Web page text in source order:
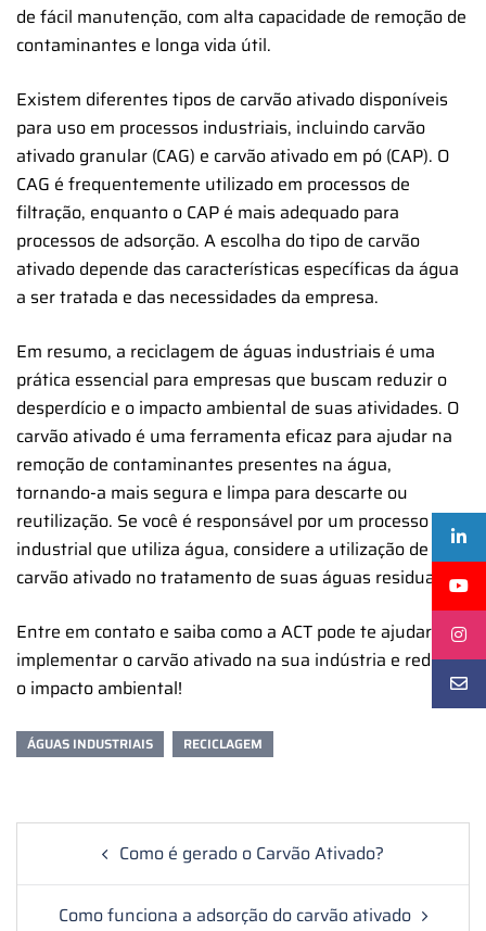
de fácil manutenção, com alta capacidade de remoção de
contaminantes e longa vida útil.
Existem diferentes tipos de carvão ativado disponíveis
para uso em processos industriais, incluindo carvão
ativado granular (CAG) e carvão ativado em pó (CAP). O
CAG é frequentemente utilizado em processos de
filtração, enquanto o CAP é mais adequado para
processos de adsorção. A escolha do tipo de carvão
ativado depende das características específicas da água
a ser tratada e das necessidades da empresa.
Em resumo, a reciclagem de águas industriais é uma
prática essencial para empresas que buscam reduzir o
desperdício e o impacto ambiental de suas atividades. O
carvão ativado é uma ferramenta eficaz para ajudar na
remoção de contaminantes presentes na água,
tornando-a mais segura e limpa para descarte ou
reutilização. Se você é responsável por um processo
industrial que utiliza água, considere a utilização de
carvão ativado no tratamento de suas águas residuais.
Entre em contato e saiba como a ACT pode te ajudar a
implementar o carvão ativado na sua indústria e reduzir
o impacto ambiental!
ÁGUAS INDUSTRIAIS RECICLAGEM
Post
navigationComo é gerado o Carvão Ativado?
Como funciona a adsorção do carvão ativado